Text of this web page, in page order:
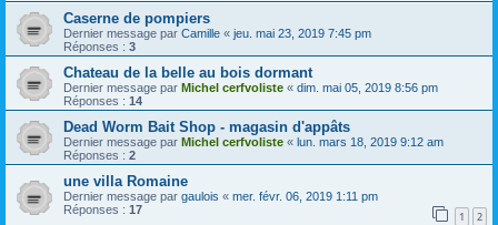
Caserne de pompiers
Dernier message par Camille « jeu. mai 23, 2019 7:45 pm
Réponses : 3
Chateau de la belle au bois dormant
Dernier message par Michel cerfvoliste « dim. mai 05, 2019 8:56 pm
Réponses : 14
Dead Worm Bait Shop - magasin d'appâts
Dernier message par Michel cerfvoliste « lun. mars 18, 2019 9:12 am
Réponses : 2
une villa Romaine
Dernier message par gaulois « mer. févr. 06, 2019 1:11 pm
Réponses : 17 1 2